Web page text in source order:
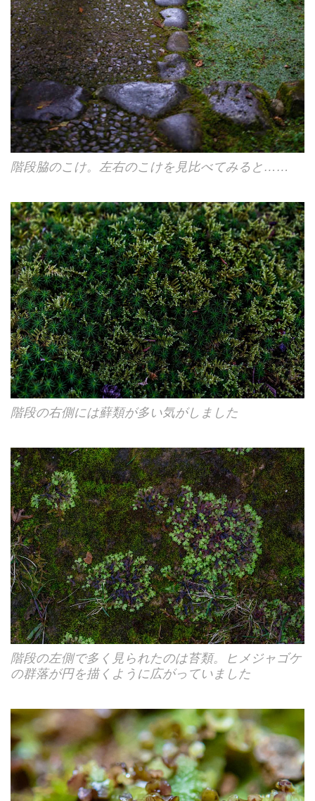
階段脇のこけ。左右のこけを見比べてみると……
階段の右側には蘚類が多い気がしました
階段の左側で多く見られたのは苔類。ヒメジャゴケ
の群落が円を描くように広がっていました